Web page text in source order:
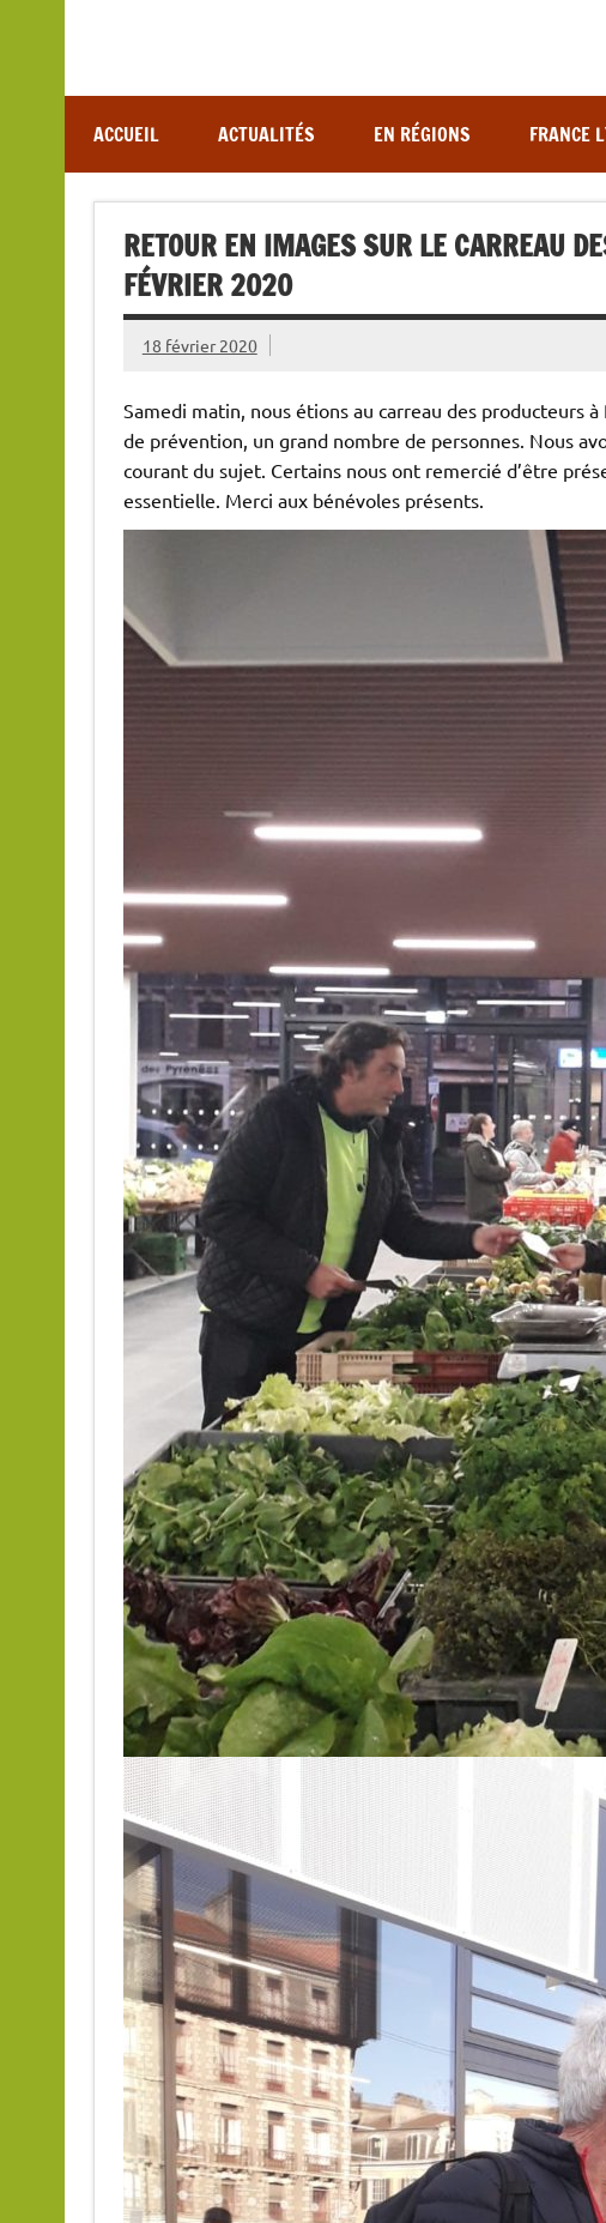
ACCUEIL ACTUALITÉS EN RÉGIONS FRANCE
RETOUR EN IMAGES SUR LE CARREAU
FÉVRIER 2020
18 février 2020
Samedi matin, nous étions au carreau des producteurs
de prévention, un grand nombre de personnes. Nous
courant du sujet. Certains nous ont remercié d’être
essentielle. Merci aux bénévoles présents.